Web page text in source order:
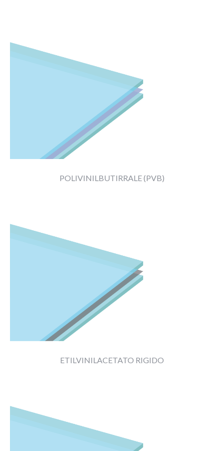
CERTIFICAZIONI
SEI UN’AZIENDA?
POLIVINILBUTIRRALE (PVB)
ETILVINILACETATO RIGIDO